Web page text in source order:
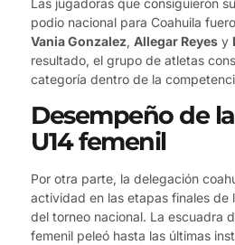
Las jugadoras que consiguieron
podio nacional para Coahuila
Vania Gonzalez, Allegar Reyes y
resultado, el grupo de atletas
categoría dentro de la
Desempeño de
U14 femenil
Por otra parte, la delegación
actividad en las etapas finales de
del torneo nacional. La escuadra
femenil peleó hasta las últimas